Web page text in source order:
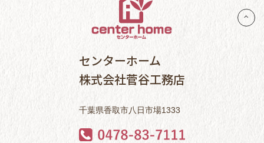
センターホーム
株式会社菅谷工務店
千葉県香取市八日市場1333